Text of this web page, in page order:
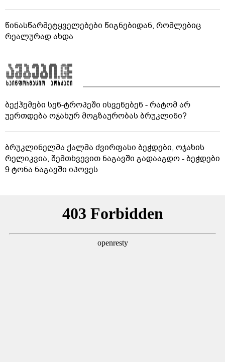
წინასწარმეტყველებები წიგნებიდან, რომლებიც
რეალურად ახდა
ბექჰემები სენ-ტროპეში ისვენებენ - რატომ არ
უერთდება ოჯახურ მოგზაურობას ბრუკლინი?
ბრუკლინელმა ქალმა ძვირფასი ბეჭდები, ოჯახის
რელიკვია, შემთხვევით ნაგავში გადააგდო - ბეჭდები
9 ტონა ნაგავში იპოვეს